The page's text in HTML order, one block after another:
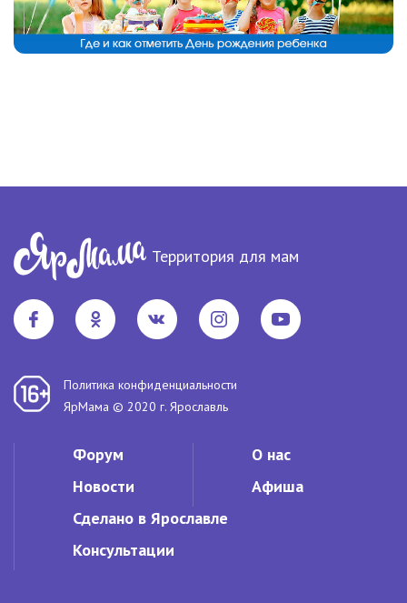
Территория для мам
Политика конфиденциальности
ЯрМама © 2020 г. Ярославль
Форум
Новости
О нас
Афиша
Сделано в Ярославле
Консультации